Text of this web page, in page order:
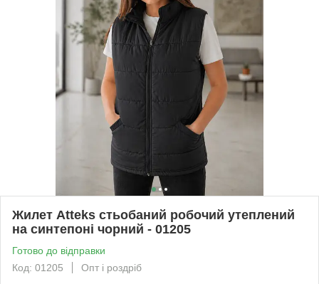
Жилет Atteks стьобаний робочий утеплений
на синтепоні чорний - 01205
Готово до відправки
Код: 01205
Опт і роздріб